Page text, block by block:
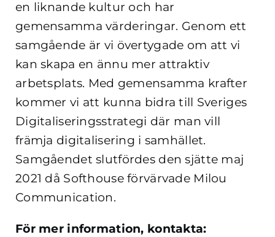
en liknande kultur och har
gemensamma värderingar. Genom ett
samgående är vi övertygade om att vi
kan skapa en ännu mer attraktiv
arbetsplats. Med gemensamma krafter
kommer vi att kunna bidra till Sveriges
Digitaliseringsstrategi där man vill
främja digitalisering i samhället.
Samgåendet slutfördes den sjätte maj
2021 då Softhouse förvärvade Milou
Communication.
För mer information, kontakta: